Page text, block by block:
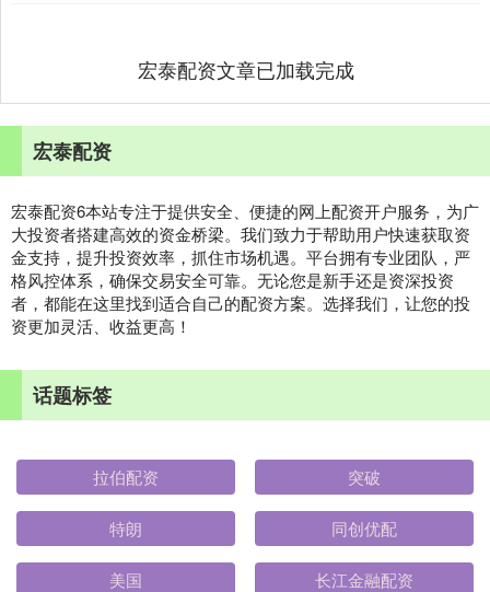
宏泰配资文章已加载完成
宏泰配资
宏泰配资6本站专注于提供安全、便捷的网上配资开户服务，为广
大投资者搭建高效的资金桥梁。我们致力于帮助用户快速获取资
金支持，提升投资效率，抓住市场机遇。平台拥有专业团队，严
格风控体系，确保交易安全可靠。无论您是新手还是资深投资
者，都能在这里找到适合自己的配资方案。选择我们，让您的投
资更加灵活、收益更高！
话题标签
拉伯配资 突破
特朗 同创优配
美国 长江金融配资